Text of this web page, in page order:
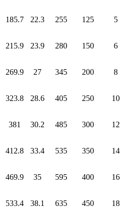
5
125
255
22.3
185.7
6
150
280
23.9
215.9
8
200
345
27
269.9
10
250
405
28.6
323.8
12
300
485
30.2
381
14
350
535
33.4
412.8
16
400
595
35
469.9
18
450
635
38.1
533.4